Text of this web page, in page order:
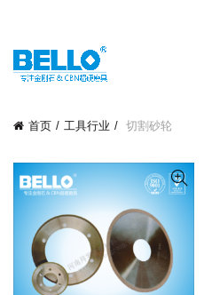
首页 工具行业 切割砂轮